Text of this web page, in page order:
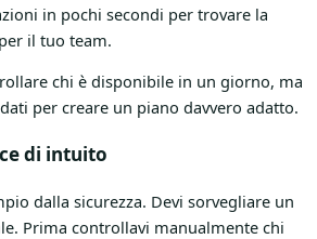
in pochi secondi per trovare la
il tuo team.
chi è disponibile in un giorno, ma
per creare un piano davvero adatto.
di intuito
dalla sicurezza. Devi sorvegliare un
Prima controllavi manualmente chi